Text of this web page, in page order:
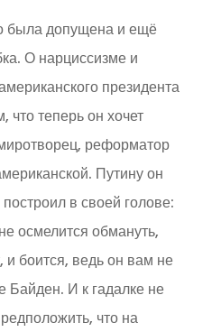
была допущена и ещё
О нарциссизме и
президента
что теперь он хочет
реформатор
Путину он
в своей голове:
осмелится обмануть,
и боится, ведь он вам не
И к гадалке не
что на